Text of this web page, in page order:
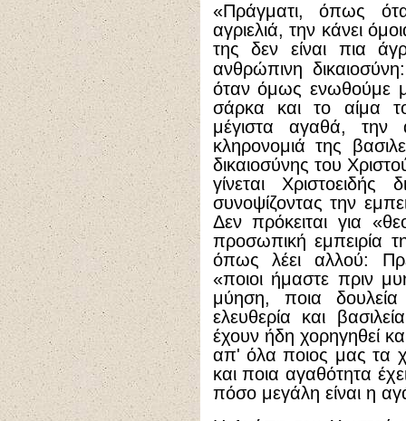
«Πράγματι, όπως
αγριελιά, την κάνει
της δεν είναι πια
ανθρώπινη
όταν όμως ενωθούμε
σάρκα και το αίμα
μέγιστα αγαθά,
κληρονομιά της
δικαιοσύνης του
γίνεται Χριστοειδής
συνοψίζοντας την
Δεν πρόκειται για
προσωπική εμπειρία
όπως λέει αλλού:
«ποιοι ήμαστε πριν
μύηση, ποια
ελευθερία και
έχουν ήδη χορηγηθεί
απ' όλα ποιος μας τα
και ποια αγαθότητα
πόσο μεγάλη είναι η